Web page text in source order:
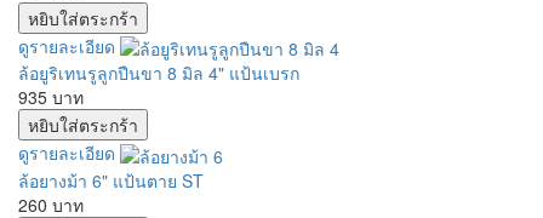
ดูรายละเอียด
ล้อยูริเทนรูลูกปืนขา 8 มิล 4" แป้นเบรก
935 บาท
ดูรายละเอียด
ล้อยางม้า 6" แป้นตาย ST
260 บาท